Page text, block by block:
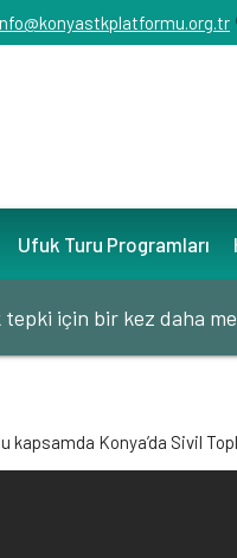
Ufuk Turu Programları
tepki için bir kez daha
kapsamda Konya’da Sivil